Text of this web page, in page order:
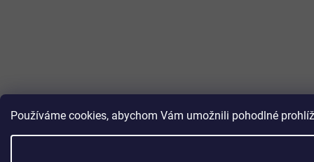
Používáme cookies, abychom Vám umožnili pohodlné